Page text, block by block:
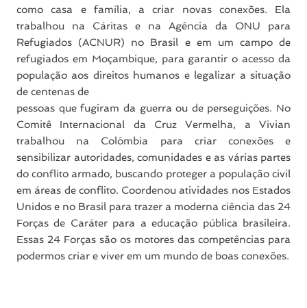
como casa e família, a criar novas conexões. Ela
trabalhou na Cáritas e na Agência da ONU para
Refugiados (ACNUR) no Brasil e em um campo de
refugiados em Moçambique, para garantir o acesso da
população aos direitos humanos e legalizar a situação
de centenas de
pessoas que fugiram da guerra ou de perseguições. No
Comitê Internacional da Cruz Vermelha, a Vivian
trabalhou na Colômbia para criar conexões e
sensibilizar autoridades, comunidades e as várias partes
do conflito armado, buscando proteger a população civil
em áreas de conflito. Coordenou atividades nos Estados
Unidos e no Brasil para trazer a moderna ciência das 24
Forças de Caráter para a educação pública brasileira.
Essas 24 Forças são os motores das competências para
podermos criar e viver em um mundo de boas conexões.